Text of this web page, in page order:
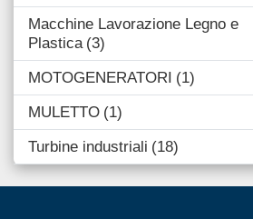
Macchine Lavorazione Legno e
Plastica 3
MOTOGENERATORI
1
MULETTO 1
Turbine industriali
18